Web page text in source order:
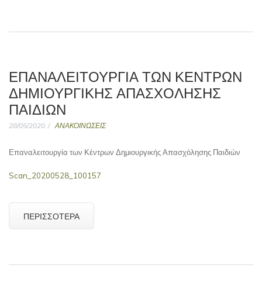
ΕΠΑΝΑΛΕΙΤΟΥΡΓΊΑ ΤΩΝ ΚΈΝΤΡΩΝ
ΔΗΜΙΟΥΡΓΙΚΉΣ ΑΠΑΣΧΌΛΗΣΗΣ
ΠΑΙΔΙΏΝ
28/05/2020 ΑΝΑΚΟΙΝΩΣΕΙΣ
Επαναλειτουργία των Κέντρων Δημιουργικής Απασχόλησης Παιδιών
Scan_20200528_100157
ΠΕΡΙΣΣΌΤΕΡΑ